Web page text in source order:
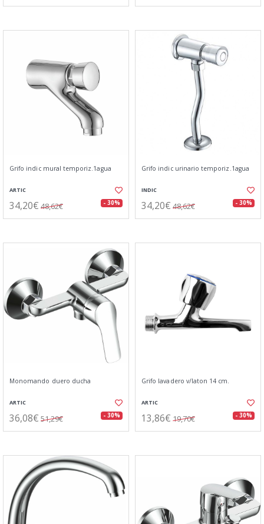
Grifo indic mural temporiz.1agua
ARTIC
34,20€ 48,62€ - 30%
Grifo indic urinario temporiz.1agua
INDIC
34,20€ 48,62€ - 30%
Monomando duero ducha
ARTIC
36,08€ 51,29€ - 30%
Grifo lavadero v/laton 14 cm.
ARTIC
13,86€ 19,70€ - 30%